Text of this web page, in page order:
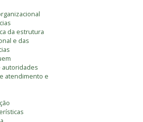
da estrutura
e das
autoridades
atendimento e